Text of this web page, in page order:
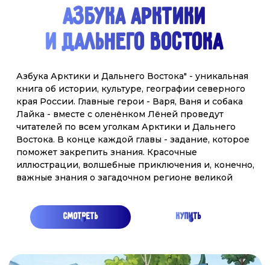
смотреть
Вместе со своими друзьями - необыкновенной
собакой Лайкой, которая умеет не только говорить,
но и пользоваться интернетом и сказочным
северным оленем, Лёней вы отправитесь в
только захватывающие приключения, но и новые
знания — о русском Севере, и героической
истории его покорения, о его невероятной
природе и столь же невероятных жителях и об
уникальных российских кораблях-ледоколах,
подобных которым нет нигде в мире. Вернувшись
домой, Ваня и Варя решили поделиться тем, что
узнали, со всеми ребятами нашей необъятной и
ГДЕ КУПИТЬ
НАШИ АЗБУКИ?